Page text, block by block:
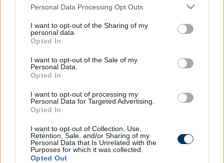
Please note that this website/app uses one or more Google
not limited to your visit or usage behaviour. You may click to
grant or deny consent to Google and its third-party tags to
use your data for below specified purposes in below Google
consent section.
Personal Data Processing Opt Outs
I want to opt-out of the Sharing of my
personal data.
Opted In
I want to opt-out of the Sale of my
Personal Data.
Opted In
I want to opt-out of processing my
Personal Data for Targeted Advertising.
Opted In
I want to opt-out of Collection, Use,
Retention, Sale, and/or Sharing of my
Personal Data that Is Unrelated with the
Purposes for which it was collected.
Opted Out
érkezett Acolatse utódja Diósgyőrbe -
hivatalos
NB I
támadósorba